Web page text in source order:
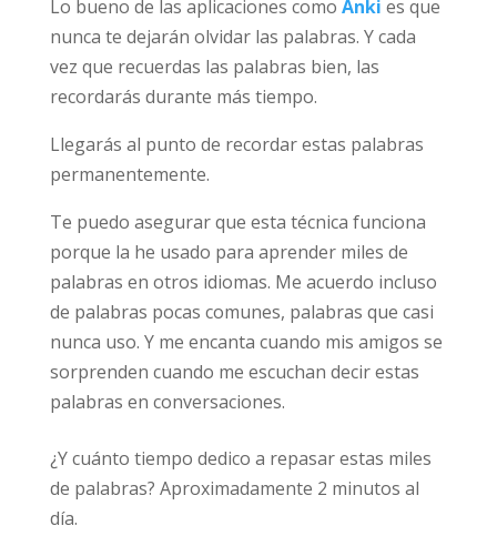
Lo bueno de las aplicaciones como Anki es que
nunca te dejarán olvidar las palabras. Y cada
vez que recuerdas las palabras bien, las
recordarás durante más tiempo.
Llegarás al punto de recordar estas palabras
permanentemente.
Te puedo asegurar que esta técnica funciona
porque la he usado para aprender miles de
palabras en otros idiomas. Me acuerdo incluso
de palabras pocas comunes, palabras que casi
nunca uso. Y me encanta cuando mis amigos se
sorprenden cuando me escuchan decir estas
palabras en conversaciones.
¿Y cuánto tiempo dedico a repasar estas miles
de palabras? Aproximadamente 2 minutos al
día.